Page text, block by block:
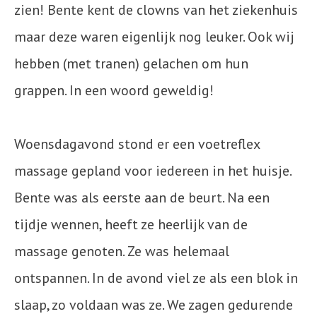
zien! Bente kent de clowns van het ziekenhuis
maar deze waren eigenlijk nog leuker. Ook wij
hebben (met tranen) gelachen om hun
grappen. In een woord geweldig!
Woensdagavond stond er een voetreflex
massage gepland voor iedereen in het huisje.
Bente was als eerste aan de beurt. Na een
tijdje wennen, heeft ze heerlijk van de
massage genoten. Ze was helemaal
ontspannen. In de avond viel ze als een blok in
slaap, zo voldaan was ze. We zagen gedurende